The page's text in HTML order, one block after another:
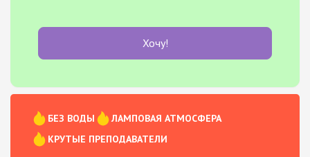
Хочу!
БЕЗ ВОДЫ
ЛАМПОВАЯ АТМОСФЕРА
КРУТЫЕ ПРЕПОДАВАТЕЛИ